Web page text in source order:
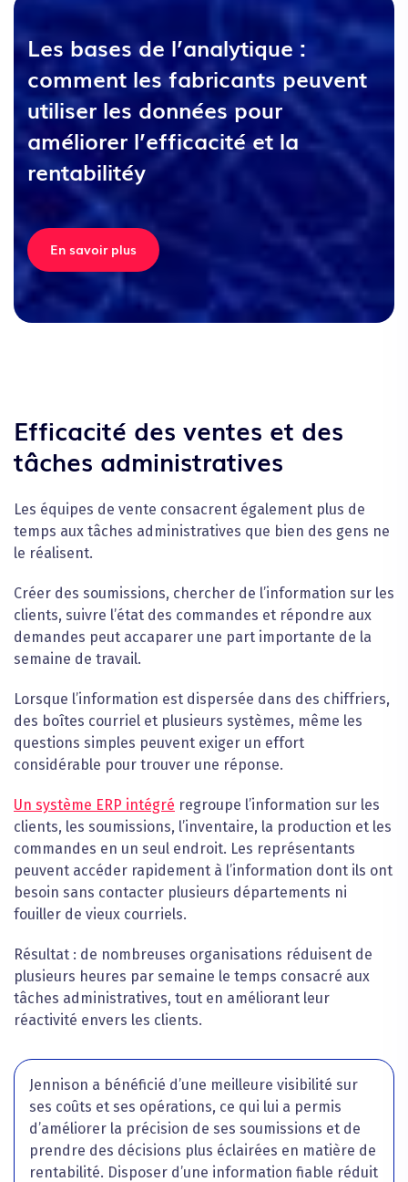
Les bases de l’analytique :
comment les fabricants peuvent
utiliser les données pour
améliorer l’efficacité et la
rentabilitéy
En savoir plus
Efficacité des ventes et des
tâches administratives
Les équipes de vente consacrent également plus de
temps aux tâches administratives que bien des gens ne
le réalisent.
Créer des soumissions, chercher de l’information sur les
clients, suivre l’état des commandes et répondre aux
demandes peut accaparer une part importante de la
semaine de travail.
Lorsque l’information est dispersée dans des chiffriers,
des boîtes courriel et plusieurs systèmes, même les
questions simples peuvent exiger un effort
considérable pour trouver une réponse.
Un système ERP intégré regroupe l’information sur les
clients, les soumissions, l’inventaire, la production et les
commandes en un seul endroit. Les représentants
peuvent accéder rapidement à l’information dont ils ont
besoin sans contacter plusieurs départements ni
fouiller de vieux courriels.
Résultat : de nombreuses organisations réduisent de
plusieurs heures par semaine le temps consacré aux
tâches administratives, tout en améliorant leur
réactivité envers les clients.
Jennison a bénéficié d’une meilleure visibilité sur
ses coûts et ses opérations, ce qui lui a permis
d’améliorer la précision de ses soumissions et de
prendre des décisions plus éclairées en matière de
rentabilité. Disposer d’une information fiable réduit